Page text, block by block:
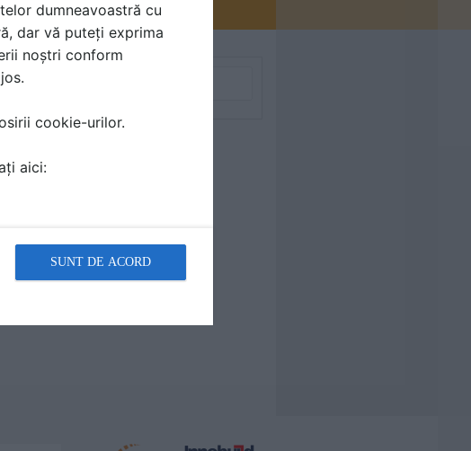
dumneavoastră cu
dar vă puteți exprima
noștri conform
cookie-urilor.
aici:
SUNT DE ACORD